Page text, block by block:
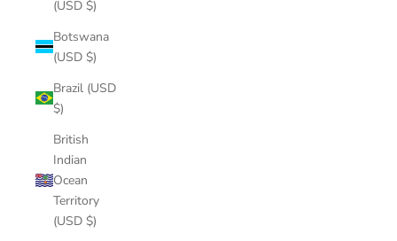
(USD $)
Botswana
(USD $)
Brazil (USD
$)
British
Indian
Ocean
Territory
(USD $)